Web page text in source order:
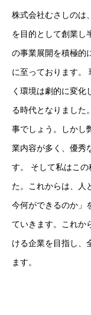
株式会社むさしのは
を目的として創業し
の事業展開を積極的
に至っております。
く環境は劇的に変化
る時代となりました
事でしょう。しかし
業内容が多く、優秀
す。 そして私はこ
た。これからは、人
今何ができるのか」
ていきます。これか
ける企業を目指し、
ます。